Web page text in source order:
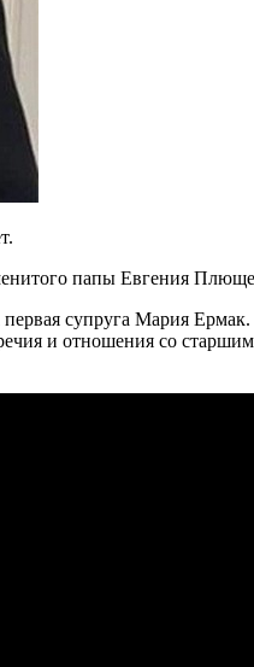
папы Евгения
супруга Мария Ермак.
и отношения со